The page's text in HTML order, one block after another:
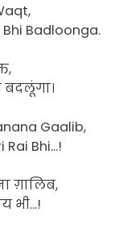
Badloonga.
बदलूंगा।
Gaalib,
Rai Bhi…!
ग़ालिब,
भी…!